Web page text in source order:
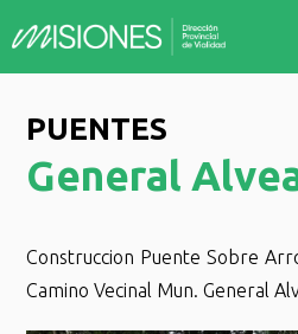
PUENTES
General
Construccion Puente Sobre
Camino Vecinal Mun. General